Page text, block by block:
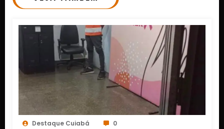
Destaque Cuiabá 0